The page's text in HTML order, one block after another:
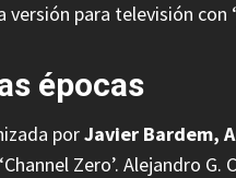
para televisión con ‘
épocas
porJavier Bardem,
Zero’. Alejandro